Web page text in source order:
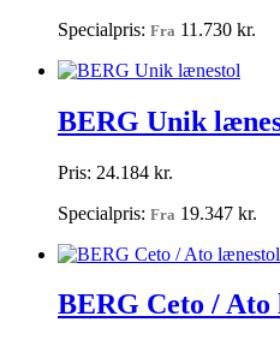
Specialpris: Fra 11.730 kr.
BERG Unik
Pris: 24.184 kr.
Specialpris: Fra 19.347 kr.
BERG Ceto /